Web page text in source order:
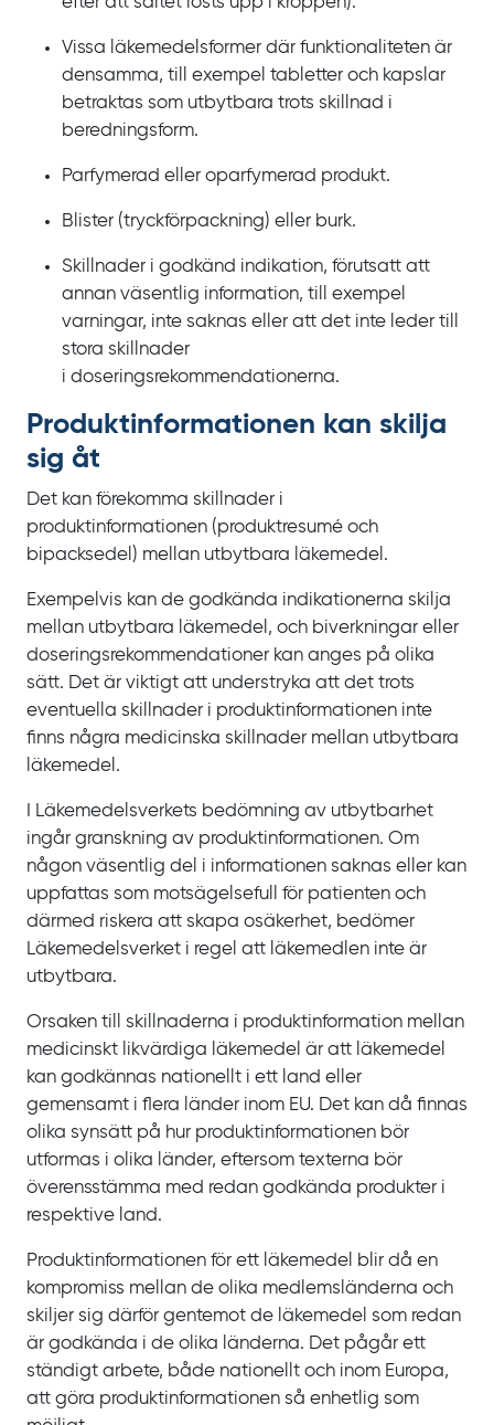
Vissa läkemedelsformer där funktionaliteten är
densamma, till exempel tabletter och kapslar
betraktas som utbytbara trots skillnad i
beredningsform.
Parfymerad eller oparfymerad produkt.
Blister (tryckförpackning) eller burk.
Skillnader i godkänd indikation, förutsatt att
annan väsentlig information, till exempel
varningar, inte saknas eller att det inte leder till
stora skillnader
i doseringsrekommendationerna.
Produkt­informationen kan skilja
sig åt
Det kan förekomma skillnader i
produktinformationen (produktresumé och
bipacksedel) mellan utbytbara läkemedel.
Exempelvis kan de godkända indikationerna skilja
mellan utbytbara läkemedel, och biverkningar eller
doseringsrekommendationer kan anges på olika
sätt. Det är viktigt att understryka att det trots
eventuella skillnader i produktinformationen inte
finns några medicinska skillnader mellan utbytbara
läkemedel.
I Läkemedelsverkets bedömning av utbytbarhet
ingår granskning av produktinformationen. Om
någon väsentlig del i informationen saknas eller kan
uppfattas som motsägelsefull för patienten och
därmed riskera att skapa osäkerhet, bedömer
Läkemedelsverket i regel att läkemedlen inte är
utbytbara.
Orsaken till skillnaderna i produktinformation mellan
medicinskt likvärdiga läkemedel är att läkemedel
kan godkännas nationellt i ett land eller
gemensamt i flera länder inom EU. Det kan då finnas
olika synsätt på hur produktinformationen bör
utformas i olika länder, eftersom texterna bör
överensstämma med redan godkända produkter i
respektive land.
Produktinformationen för ett läkemedel blir då en
kompromiss mellan de olika medlemsländerna och
skiljer sig därför gentemot de läkemedel som redan
är godkända i de olika länderna. Det pågår ett
ständigt arbete, både nationellt och inom Europa,
att göra produktinformationen så enhetlig som